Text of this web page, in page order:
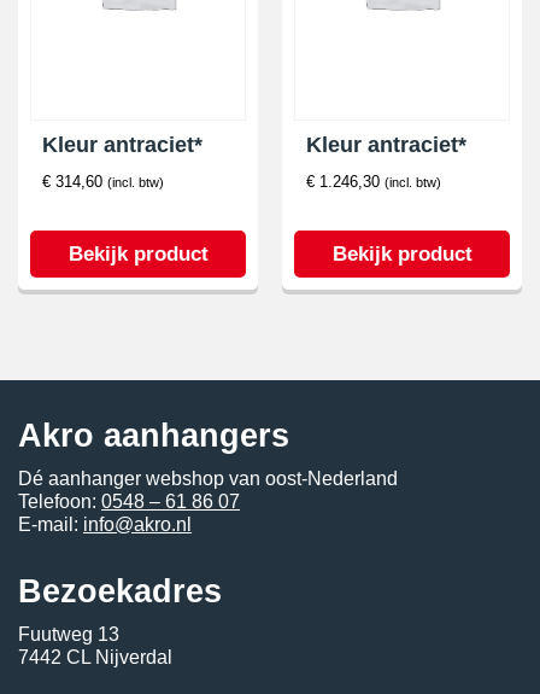
Kleur antraciet*
€ 314,60 (incl. btw)
Bekijk product
Kleur antraciet*
€ 1.246,30 (incl. btw)
Bekijk product
Akro aanhangers
Dé aanhanger webshop van oost-Nederland
Telefoon: 0548 – 61 86 07
E-mail: info@akro.nl
Bezoekadres
Fuutweg 13
7442 CL Nijverdal